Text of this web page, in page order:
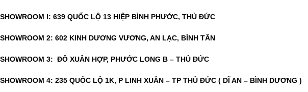
SHOWROOM I: 639 QUỐC LỘ 13 HIỆP BÌNH PHƯỚC, THỦ ĐỨC
SHOWROOM 2: 602 KINH DƯƠNG VƯƠNG, AN LẠC, BÌNH TÂN
SHOWROOM 3: ĐÔ XUÂN HỢP, PHƯỚC LONG B – THỦ ĐỨC
SHOWROOM 4: 235 QUỐC LỘ 1K, P LINH XUÂN – TP THỦ ĐỨC ( DĨ AN – BÌNH DƯƠNG )